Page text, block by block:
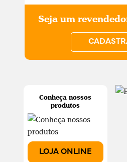
Conheça nossos
produtos
LOJA ONLINE
Seja um